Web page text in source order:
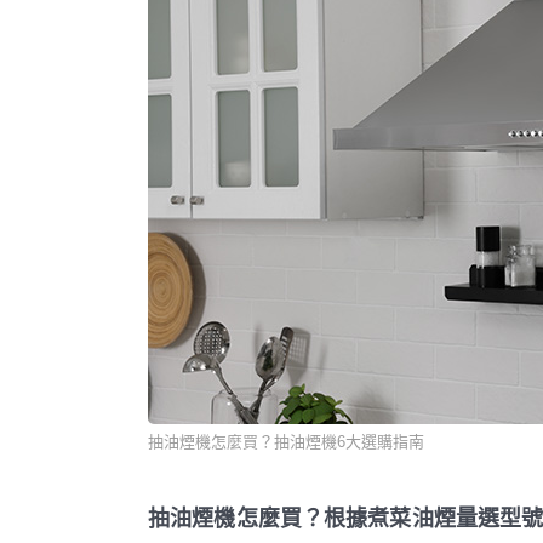
抽油煙機怎麼買？抽油煙機6大選購指南
抽油煙機怎麼買？根據煮菜油煙量選型號